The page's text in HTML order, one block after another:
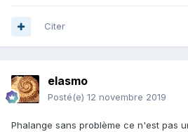
Citer
elasmo
Posté(e) 12 novembre 2019
Phalange sans problème ce n'est pas